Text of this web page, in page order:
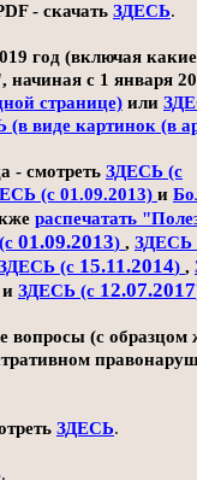
- скачать ЗДЕСЬ.
год (включая какие
с 1 января
странице) или
(в виде картинок (в
- смотреть ЗДЕСЬ (с
(с 01.09.2013) и
распечатать
01.09.2013) , ЗДЕСЬ
(с 15.11.2014) ,
и ЗДЕСЬ (с 12.07.2017
(с образцом
ЗДЕСЬ.
.